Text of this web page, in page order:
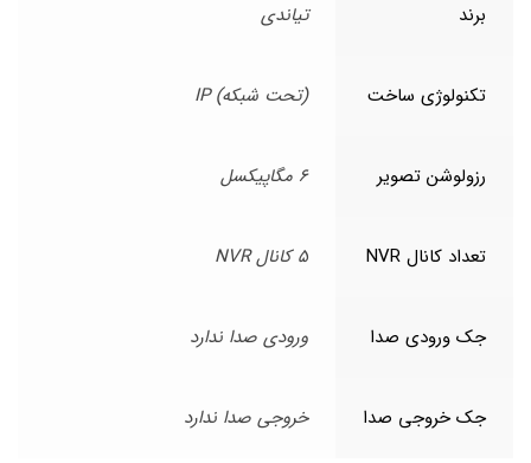
برند تیاندی
تکنولوژی ساخت (تحت شبکه) IP
رزولوشن تصویر 6 مگاپیکسل
تعداد کانال NVR 5 کانال NVR
جک ورودی صدا ورودی صدا ندارد
جک خروجی صدا خروجی صدا ندارد